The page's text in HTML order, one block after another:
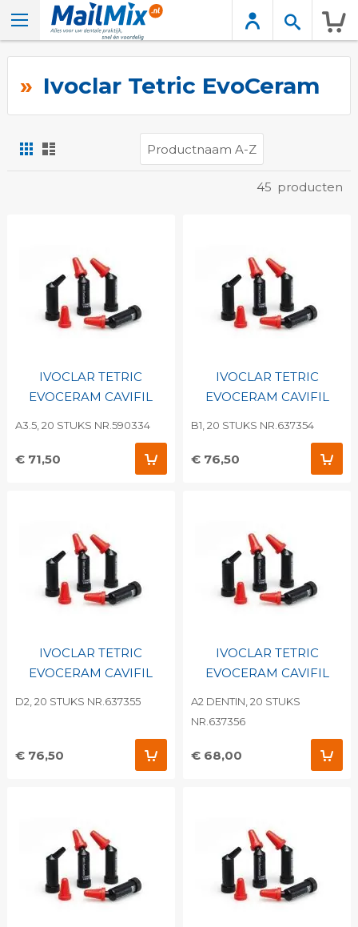
Ivoclar Tetric EvoCeram
Foto-
tabel
45 producten
IVOCLAR TETRIC
EVOCERAM CAVIFIL
A3.5, 20 STUKS NR.590334
€ 71,50
IVOCLAR TETRIC
EVOCERAM CAVIFIL
B1, 20 STUKS NR.637354
€ 76,50
IVOCLAR TETRIC
EVOCERAM CAVIFIL
D2, 20 STUKS NR.637355
€ 76,50
IVOCLAR TETRIC
EVOCERAM CAVIFIL
A2 DENTIN, 20 STUKS
NR.637356
€ 68,00